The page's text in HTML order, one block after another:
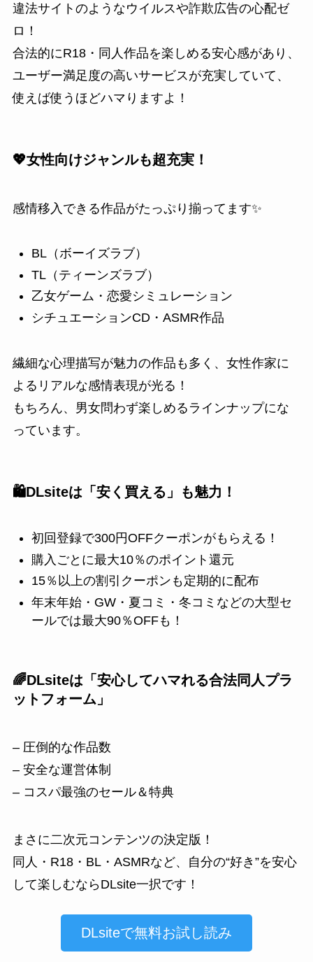
違法サイトのようなウイルスや詐欺広告の心配ゼ
ロ！
合法的にR18・同人作品を楽しめる安心感があり、
ユーザー満足度の高いサービスが充実していて、
使えば使うほどハマりますよ！
💖女性向けジャンルも超充実！
感情移入できる作品がたっぷり揃ってます✨
BL（ボーイズラブ）
TL（ティーンズラブ）
乙女ゲーム・恋愛シミュレーション
シチュエーションCD・ASMR作品
繊細な心理描写が魅力の作品も多く、女性作家に
よるリアルな感情表現が光る！
もちろん、男女問わず楽しめるラインナップにな
っています。
🛍️DLsiteは「安く買える」も魅力！
初回登録で300円OFFクーポンがもらえる！
購入ごとに最大10％のポイント還元
15％以上の割引クーポンも定期的に配布
年末年始・GW・夏コミ・冬コミなどの大型セ
ールでは最大90％OFFも！
🌈DLsiteは「安心してハマれる合法同人プラ
ットフォーム」
– 圧倒的な作品数
– 安全な運営体制
– コスパ最強のセール＆特典
まさに二次元コンテンツの決定版！
同人・R18・BL・ASMRなど、自分の“好き”を安心
して楽しむならDLsite一択です！
DLsiteで無料お試し読み